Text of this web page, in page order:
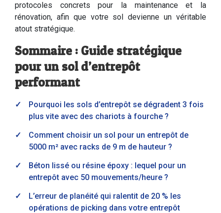
protocoles concrets pour la maintenance et la
rénovation, afin que votre sol devienne un véritable
atout stratégique.
Sommaire : Guide stratégique
pour un sol d’entrepôt
performant
Pourquoi les sols d’entrepôt se dégradent 3 fois
plus vite avec des chariots à fourche ?
Comment choisir un sol pour un entrepôt de
5000 m² avec racks de 9 m de hauteur ?
Béton lissé ou résine époxy : lequel pour un
entrepôt avec 50 mouvements/heure ?
L’erreur de planéité qui ralentit de 20 % les
opérations de picking dans votre entrepôt